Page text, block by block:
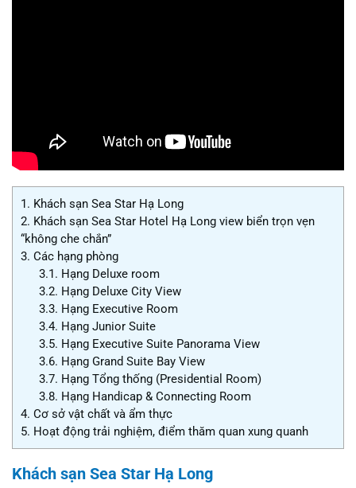
1. Khách sạn Sea Star Hạ Long
2. Khách sạn Sea Star Hotel Hạ Long view biển trọn vẹn
“không che chắn”
3. Các hạng phòng
3.1. Hạng Deluxe room
3.2. Hạng Deluxe City View
3.3. Hạng Executive Room
3.4. Hạng Junior Suite
3.5. Hạng Executive Suite Panorama View
3.6. Hạng Grand Suite Bay View
3.7. Hạng Tổng thống (Presidential Room)
3.8. Hạng Handicap & Connecting Room
4. Cơ sở vật chất và ẩm thực
5. Hoạt động trải nghiệm, điểm thăm quan xung quanh
Khách sạn Sea Star Hạ Long